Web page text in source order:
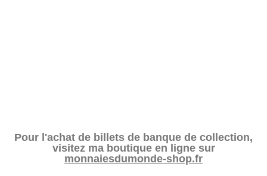
Pour l'achat de billets de banque de collection,
visitez ma boutique en ligne sur
monnaiesdumonde-shop.fr